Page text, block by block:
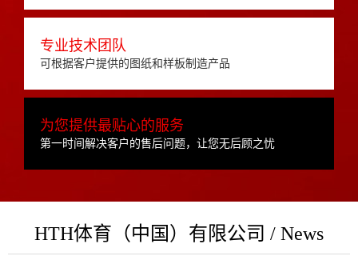
专业技术团队
可根据客户提供的图纸和样板制造产品
为您提供最贴心的服务
第一时间解决客户的售后问题，让您无后顾之忧
HTH体育（中国）有限公司 / News